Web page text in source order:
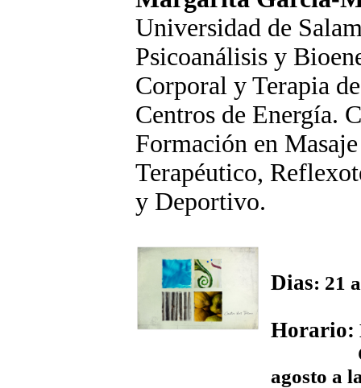
Universidad de
Psicoanálisis y
Corporal y Terapia
Centros de Energía.
Formación en
Terapéutico,
y Deportivo.
Dias: 21
Horario:
agosto a